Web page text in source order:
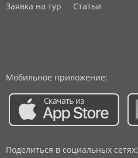
Заявка на тур
Статьи
Мобильное приложение:
Поделиться в социальных сетях: